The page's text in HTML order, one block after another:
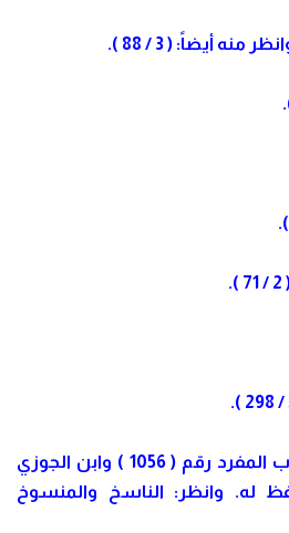
(11 ) رواه البخاري في الأدب المفرد رقم ( 1056 ) وابن الجوزي
له. وانظر: الناسخ والمنسوخ